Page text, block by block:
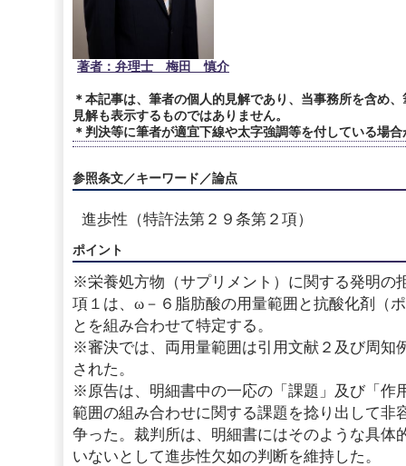
著者：弁理士 梅田 慎介
＊本記事は、筆者の個人的見解であり、当事務所を含め
見解も表示するものではありません。
＊判決等に筆者が適宜下線や太字強調等を付している場
参照条文／キーワード／論点
進歩性（特許法第２９条第２項）
ポイント
※栄養処方物（サプリメント）に関する発明の
項１は、ω－６脂肪酸の用量範囲と抗酸化剤（
とを組み合わせて特定する。
※審決では、両用量範囲は引用文献２及び周知
された。
※原告は、明細書中の一応の「課題」及び「作
範囲の組み合わせに関する課題を捻り出して非
争った。裁判所は、明細書にはそのような具体
いないとして進歩性欠如の判断を維持した。